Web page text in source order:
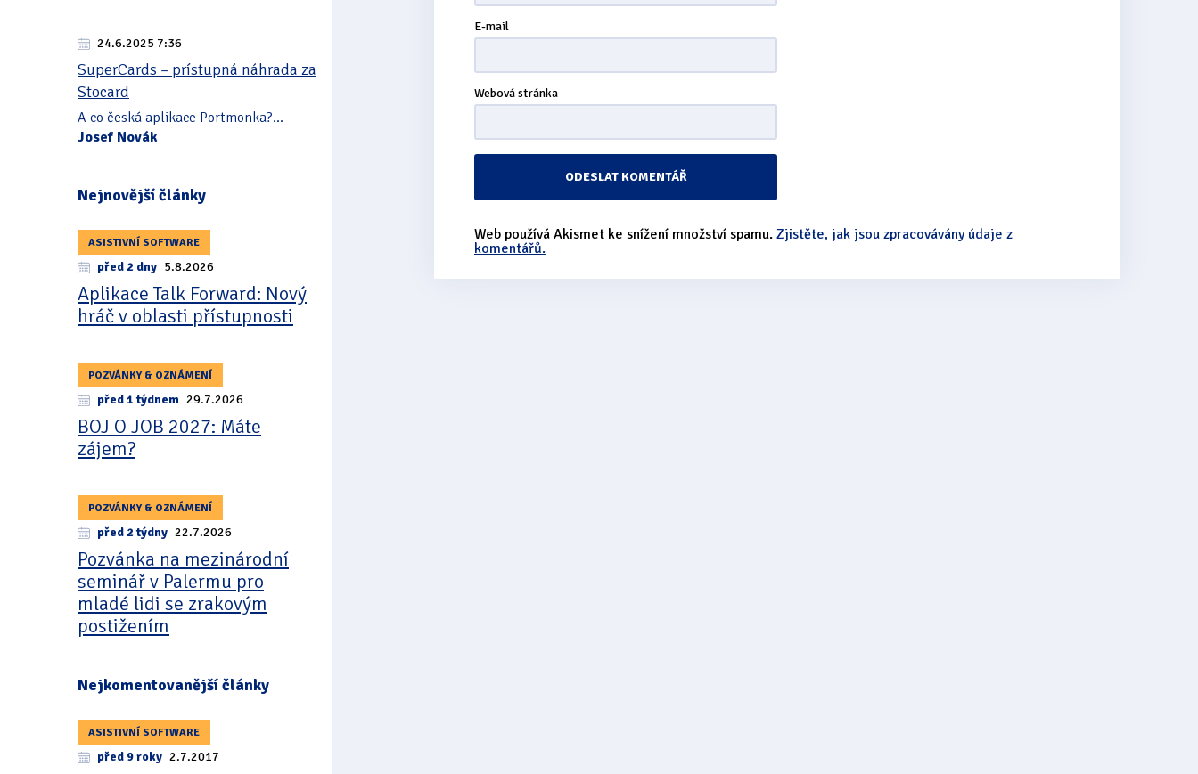
24.6.2025 7:36
SuperCards – prístupná náhrada za
Stocard
A co česká aplikace Portmonka?...
Josef Novák
Nejnovější články
ASISTIVNÍ SOFTWARE
před 2 dny 5.8.2026
Aplikace Talk Forward: Nový
hráč v oblasti přístupnosti
POZVÁNKY & OZNÁMENÍ
před 1 týdnem 29.7.2026
BOJ O JOB 2027: Máte
zájem?
POZVÁNKY & OZNÁMENÍ
před 2 týdny 22.7.2026
Pozvánka na mezinárodní
seminář v Palermu pro
mladé lidi se zrakovým
postižením
Nejkomentovanější články
ASISTIVNÍ SOFTWARE
před 9 roky 2.7.2017
E-mail
Webová stránka
Web používá Akismet ke snížení množství spamu. Zjistěte, jak jsou zpracovávány údaje z
komentářů.